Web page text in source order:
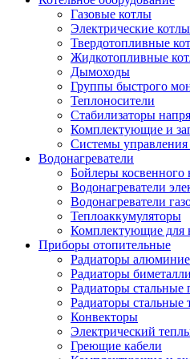
Газовые котлы
Электрические котлы
Твердотопливные
Жидкотопливные
Дымоходы
Группы быстрого
Теплоносители
Стабилизаторы
Комплектующие и
Системы
Водонагреватели
Бойлеры косвенного
Водонагреватели
Водонагреватели
Теплоаккумуляторы
Комплектующие для
Приборы отопительные
Радиаторы
Радиаторы
Радиаторы стальные
Радиаторы стальные
Конвекторы
Электрический
Греющие кабели